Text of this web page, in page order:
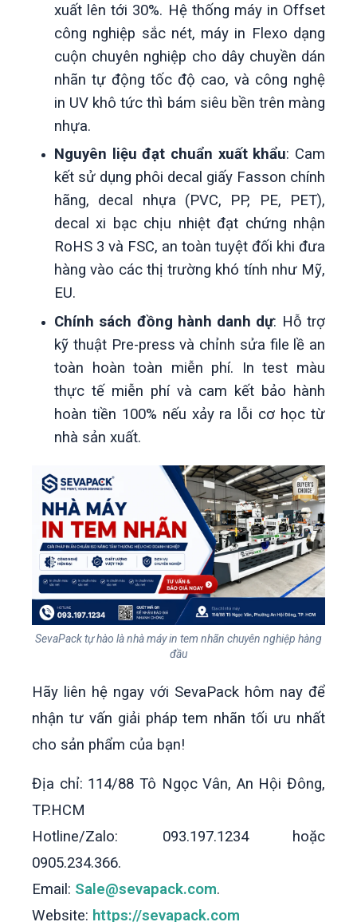
xuất lên tới 30%. Hệ thống máy in Offset
công nghiệp sắc nét, máy in Flexo dạng
cuộn chuyên nghiệp cho dây chuyền dán
nhãn tự động tốc độ cao, và công nghệ
in UV khô tức thì bám siêu bền trên màng
nhựa.
Nguyên liệu đạt chuẩn xuất khẩu: Cam
kết sử dụng phôi decal giấy Fasson chính
hãng, decal nhựa (PVC, PP, PE, PET),
decal xi bạc chịu nhiệt đạt chứng nhận
RoHS 3 và FSC, an toàn tuyệt đối khi đưa
hàng vào các thị trường khó tính như Mỹ,
EU.
Chính sách đồng hành danh dự: Hỗ trợ
kỹ thuật Pre-press và chỉnh sửa file lề an
toàn hoàn toàn miễn phí. In test màu
thực tế miễn phí và cam kết bảo hành
hoàn tiền 100% nếu xảy ra lỗi cơ học từ
nhà sản xuất.
SevaPack tự hào là nhà máy in tem nhãn chuyên nghiệp hàng
đầu
Hãy liên hệ ngay với SevaPack hôm nay để
nhận tư vấn giải pháp tem nhãn tối ưu nhất
cho sản phẩm của bạn!
Địa chỉ: 114/88 Tô Ngọc Vân, An Hội Đông,
TP.HCM
Hotline/Zalo: 093.197.1234 hoặc
0905.234.366.
Email: Sale@sevapack.com.
Website: https://sevapack.com